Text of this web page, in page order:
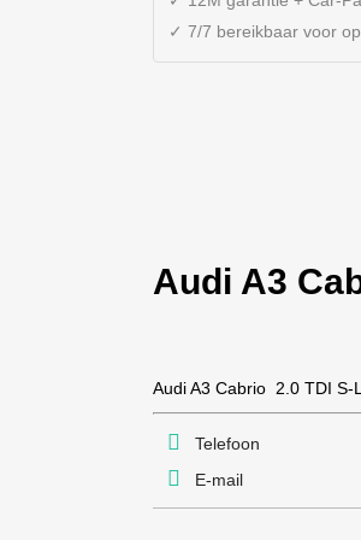
Audi A3
AudiA3 Cabrio 2.0 TDI S-
Telefoon
E-mail
✓ 7/7 bereikbaar voor